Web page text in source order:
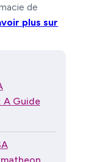
de
plus sur
Guide